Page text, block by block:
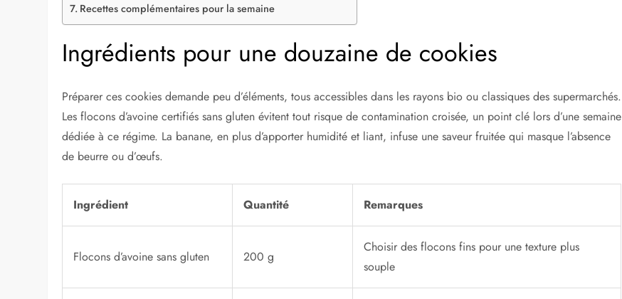
Recettes complémentaires pour la semaine
Ingrédients pour une douzaine de cookies
Préparer ces cookies demande peu d’éléments, tous accessibles dans les rayons bio ou classiques des supermarchés.
Les flocons d’avoine certifiés sans gluten évitent tout risque de contamination croisée, un point clé lors d’une semaine
dédiée à ce régime. La banane, en plus d’apporter humidité et liant, infuse une saveur fruitée qui masque l’absence
de beurre ou d’œufs.
Ingrédient Quantité Remarques
Flocons d’avoine sans gluten 200 g
Choisir des flocons fins pour une texture plus
souple